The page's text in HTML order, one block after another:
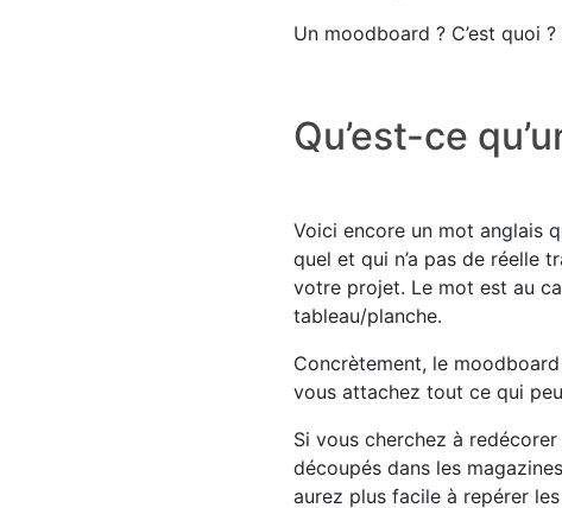
Un moodboard ? C’est quoi
Qu’est-ce
Voici encore un mot anglais
quel et qui n’a pas de réelle
votre projet. Le mot est au
tableau/planche.
Concrètement, le
vous attachez tout ce qui
Si vous cherchez à
découpés dans les
aurez plus facile à repérer